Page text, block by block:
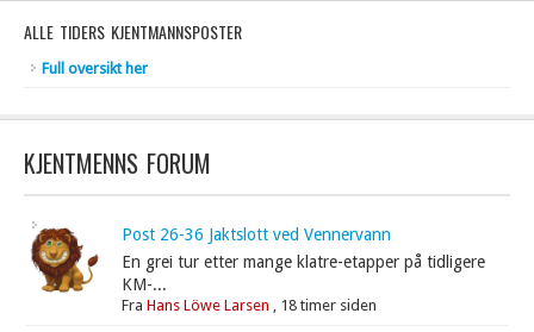
ALLE TIDERS KJENTMANNSPOSTER
Full oversikt her
KJENTMENNS FORUM
Post 26-36 Jaktslott ved Vennervann
En grei tur etter mange klatre-etapper på tidligere
KM-...
FraHans Löwe Larsen , 18 timer siden